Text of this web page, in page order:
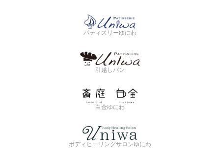
パティスリーゆにわ
引越しパン
白金ゆにわ
ボディヒーリングサロンゆにわ